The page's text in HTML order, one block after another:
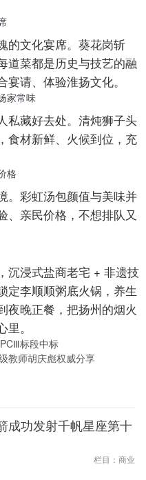
的文化宴席。葵花岗斩
道菜都是历史与技艺的融
请、体验淮扬文化。
家常味
私藏好去处。清炖狮子头
食材新鲜、火候到位，充
格
。彩虹汤包颜值与美味并
、亲民价格，不想排队又
，沉浸式盐商老宅 + 非遗技
定李顺顺粥底火锅 ，养生
夜晚正餐，把扬州的烟火
。
标段中标
教师胡庆彪权威分享
成功发射千帆星座第十
栏目：商业